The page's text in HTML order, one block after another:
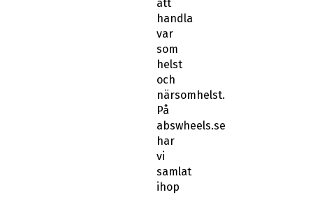
att
handla
var
som
helst
och
närsomhelst.
På
abswheels.se
har
vi
samlat
ihop